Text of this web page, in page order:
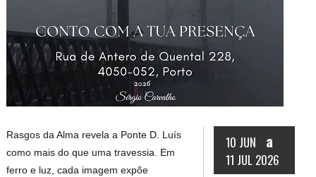
10 JUN a
11 JUL 2026
Rasgos da Alma revela a Ponte D. Luís
como mais do que uma travessia. Em
ferro e luz, cada imagem expõe